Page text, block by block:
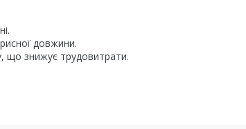
довжини.
що знижує трудовитрати.